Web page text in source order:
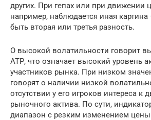
других. При гепах или при движении
например, наблюдается иная
быть вторая или третья разность.
О высокой волатильности говорит
АТР, что означает высокий уровень
участников рынка. При низком
говорят о наличии низкой
отсутствии у его игроков интереса к
рыночного актива. По сути,
диапазон с резким изменением